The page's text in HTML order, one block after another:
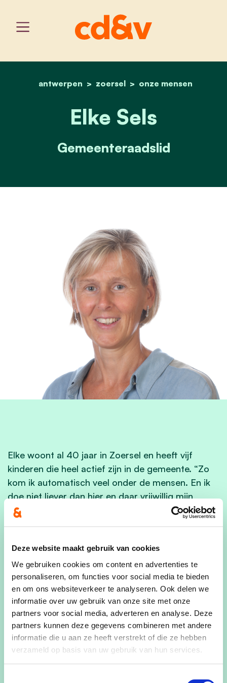
Deze website maakt gebruik van cookies
We gebruiken cookies om content en advertenties te
personaliseren, om functies voor social media te bieden
en om ons websiteverkeer te analyseren. Ook delen we
informatie over uw gebruik van onze site met onze
partners voor social media, adverteren en analyse. Deze
partners kunnen deze gegevens combineren met andere
informatie die u aan ze heeft verstrekt of die ze hebben
verzameld op basis van uw gebruik van hun services.
home
antwerpen zoersel onze mensen
elke sels
Elke Sels
Gemeenteraadslid
Elke woont al 40 jaar in Zoersel en heeft vijf
kinderen die heel actief zijn in de gemeente. “Zo
kom ik automatisch veel onder de mensen. En ik
doe niet liever dan hier en daar vrijwillig mijn
steentje bij te dragen.”
terugvindt bij CD&V zijn communicatie en zorg.
“Zoerselaars moeten bij het gemeentebestuur
terecht kunnen met vragen en noden. In de mate
van het mogelijke moet steeds gezocht worden
naar een oplossing. Alleszins moeten burgers op
een correcte, eerlijke en duidelijke manier te
woord gestaan worden.”